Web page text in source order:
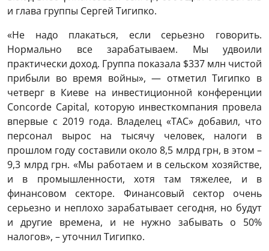
и глава группы Сергей Тигипко.
«Не надо плакаться, если серьезно говорить.
Нормально все зарабатываем. Мы удвоили
практически доход. Группа показала $337 млн ​​чистой
прибыли во время войны», — отметил Тигипко в
четверг в Киеве на инвестиционной конференции
Concorde Capital, которую инвесткомпания провела
впервые с 2019 года. Владелец «ТАС» добавил, что
персонал вырос на тысячу человек, налоги в
прошлом году составили около 8,5 млрд грн, в этом –
9,3 млрд грн. «Мы работаем и в сельском хозяйстве,
и в промышленности, хотя там тяжелее, и в
финансовом секторе. Финансовый сектор очень
серьезно и неплохо зарабатывает сегодня, но будут
и другие времена, и не нужно забывать о 50%
налогов», – уточнил Тигипко.